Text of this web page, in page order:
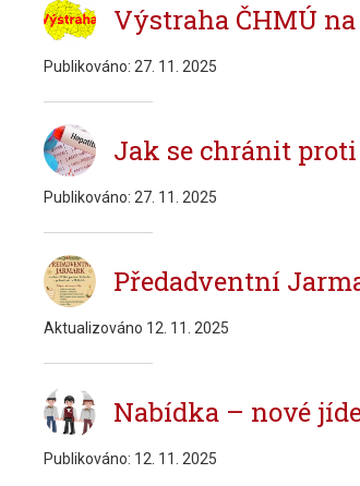
Výstraha ČHMÚ
Publikováno: 27. 11. 2025
Jak se chránit
Publikováno: 27. 11. 2025
Předadventní
Aktualizováno 12. 11. 2025
Nabídka – nové
Publikováno: 12. 11. 2025